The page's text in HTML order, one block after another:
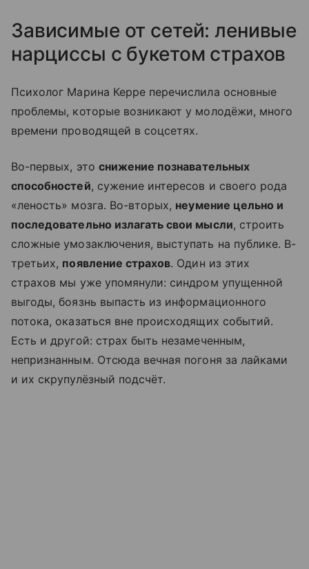
Зависимые от сетей: ленивые
нарциссы с букетом страхов
Психолог Марина Керре перечислила основные
проблемы, которые возникают у молодёжи, много
времени проводящей в соцсетях.
Во-первых, это снижение познавательных
способностей, сужение интересов и своего рода
«леность» мозга. Во-вторых, неумение цельно и
последовательно излагать свои мысли, строить
сложные умозаключения, выступать на публике. В-
третьих, появление страхов. Один из этих
страхов мы уже упомянули: синдром упущенной
выгоды, боязнь выпасть из информационного
потока, оказаться вне происходящих событий.
Есть и другой: страх быть незамеченным,
непризнанным. Отсюда вечная погоня за лайками
и их скрупулёзный подсчёт.